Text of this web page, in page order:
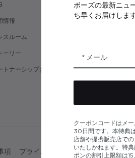
情報
スルーム
ーリー
トナーシップおよびライセンス供与
工
項 プライバシーポリシー アクセシビ
ボーズの最新ニュ
ち早くお届けしま
メール
クーポンコードはメ
30日間です。本特典
店舗や提携販売店で
いたしかねます。特
ポンの割引上限額は